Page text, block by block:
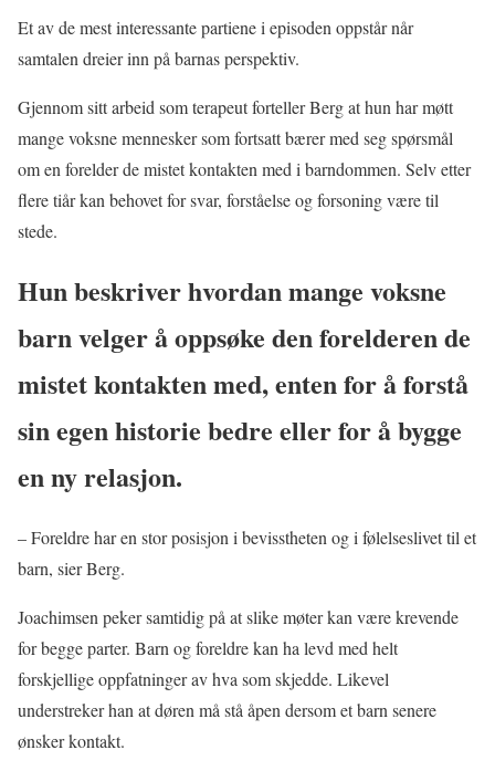
Et av de mest interessante partiene i episoden oppstår når
samtalen dreier inn på barnas perspektiv.
Gjennom sitt arbeid som terapeut forteller Berg at hun har møtt
mange voksne mennesker som fortsatt bærer med seg spørsmål
om en forelder de mistet kontakten med i barndommen. Selv etter
flere tiår kan behovet for svar, forståelse og forsoning være til
stede.
Hun beskriver hvordan mange voksne
barn velger å oppsøke den forelderen de
mistet kontakten med, enten for å forstå
sin egen historie bedre eller for å bygge
en ny relasjon.
– Foreldre har en stor posisjon i bevisstheten og i følelseslivet til et
barn, sier Berg.
Joachimsen peker samtidig på at slike møter kan være krevende
for begge parter. Barn og foreldre kan ha levd med helt
forskjellige oppfatninger av hva som skjedde. Likevel
understreker han at døren må stå åpen dersom et barn senere
ønsker kontakt.